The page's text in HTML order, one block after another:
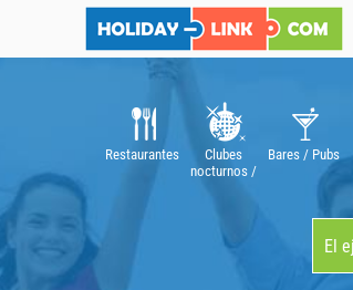
Restaurantes
Clubes
nocturnos /
Bares / Pubs